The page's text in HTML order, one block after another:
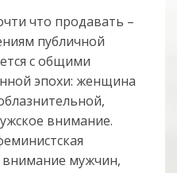
что продавать –
публичной
с общими
эпохи: женщина
внимание.
внимание мужчин,